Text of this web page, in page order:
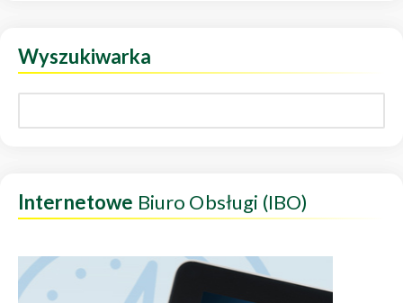
Wyszukiwarka
Internetowe Biuro Obsługi (IBO)